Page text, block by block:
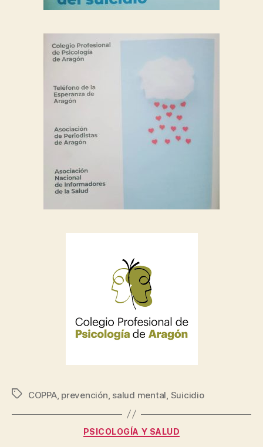
COPPA, prevención salud mental Suicidio
PSICOLOGÍA Y SALUD